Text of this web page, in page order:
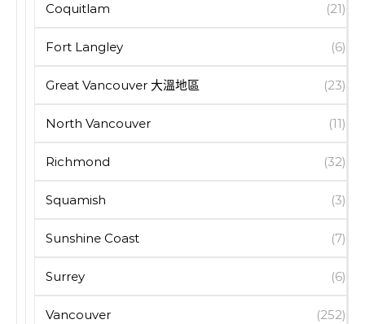
Coquitlam (21)
Fort Langley (6)
Great Vancouver 大溫地區 (23)
North Vancouver (11)
Richmond (32)
Squamish (3)
Sunshine Coast (7)
Surrey (6)
Vancouver (252)